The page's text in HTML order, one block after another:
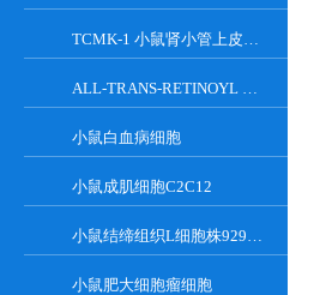
TCMK-1 小鼠肾小管上皮细胞系
ALL-TRANS-RETINOYL B-GLUCURONIDE
小鼠白血病细胞
小鼠成肌细胞C2C12
小鼠结缔组织L细胞株929克隆
小鼠肥大细胞瘤细胞